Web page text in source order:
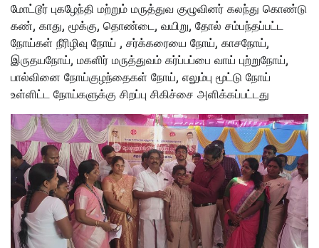
மோட்டூர் புகழேந்தி மற்றும் மருத்துவ குழுவினர் கலந்து கொண்டு
கண், காது, மூக்கு, தொண்டை, வயிறு, தோல் சம்பந்தப்பட்ட
நோய்கள் நீரிழிவு நோய் , சர்க்கரையை நோய், காசநோய்,
இருதயநோய், மகளிர் மருத்துவம் கர்ப்பப்பை வாய் புற்றுநோய்,
பால்வினை நோய்குழந்தைகள் நோய், எலும்பு மூட்டு நோய்
உள்ளிட்ட நோய்களுக்கு சிறப்பு சிகிச்சை அளிக்கப்பட்டது